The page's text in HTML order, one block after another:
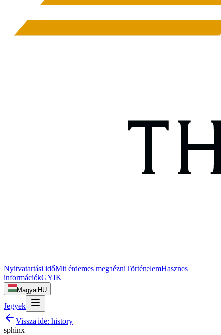
Nyitvatartási időMit érdemes megnézniTörténelemHasznos
információkGYIK
MagyarHU
Jegyek
Vissza ide: history
sphinx